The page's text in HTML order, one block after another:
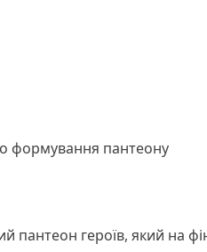
формування пантеону
пантеон героїв, який на